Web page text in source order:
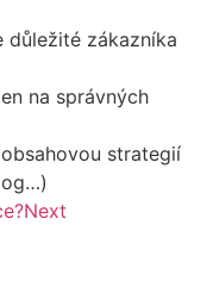
důležité zákazníka
na správných
strategií
Next